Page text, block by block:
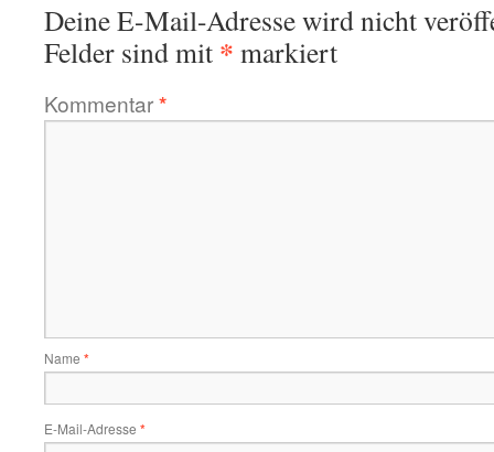
Deine E-Mail-Adresse wird nicht
Felder sind mit * markiert
Kommentar*
Name *
E-Mail-Adresse *